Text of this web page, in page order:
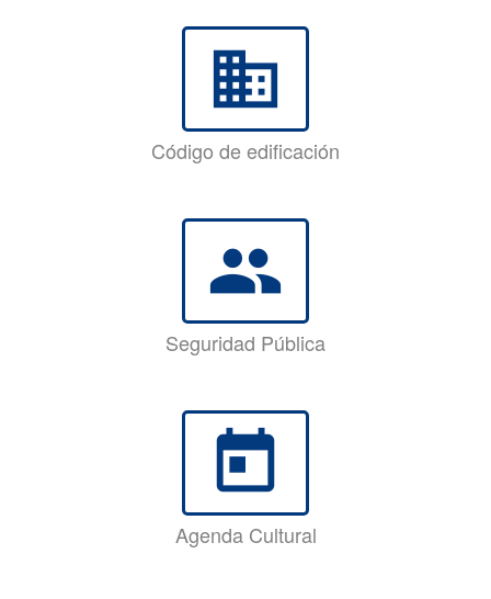
business
Código de edificación
group
Seguridad Pública
today
Agenda Cultural